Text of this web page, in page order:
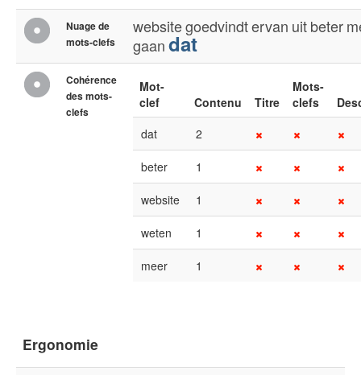
Nuage de
mots-clefs
websitegoedvindtervan uitbeter
gaandat
Cohérence
des mots-
clefs
Mot-
clef
Contenu Titre
Mots-
clefs
dat
2
beter 1
website 1
weten 1
meer 1
Ergonomie